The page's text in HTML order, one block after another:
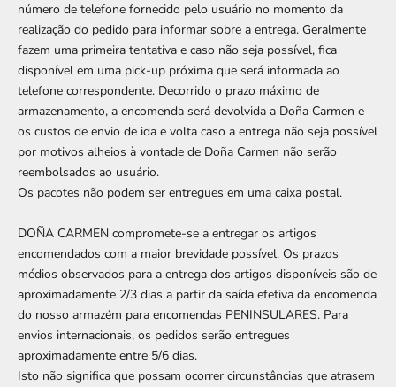
número de telefone fornecido pelo usuário no momento da
realização do pedido para informar sobre a entrega. Geralmente
fazem uma primeira tentativa e caso não seja possível, fica
disponível em uma pick-up próxima que será informada ao
telefone correspondente. Decorrido o prazo máximo de
armazenamento, a encomenda será devolvida a Doña Carmen e
os custos de envio de ida e volta caso a entrega não seja possível
por motivos alheios à vontade de Doña Carmen não serão
reembolsados ​​ao usuário.
Os pacotes não podem ser entregues em uma caixa postal.
DOÑA CARMEN compromete-se a entregar os artigos
encomendados com a maior brevidade possível. Os prazos
médios observados para a entrega dos artigos disponíveis são de
aproximadamente 2/3 dias a partir da saída efetiva da encomenda
do nosso armazém para encomendas PENINSULARES. Para
envios internacionais, os pedidos serão entregues
aproximadamente entre 5/6 dias.
Isto não significa que possam ocorrer circunstâncias que atrasem